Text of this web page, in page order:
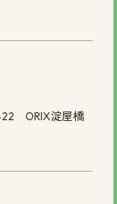
ORIX淀屋橋